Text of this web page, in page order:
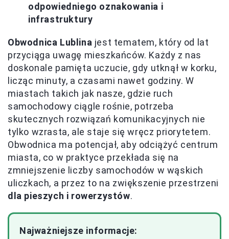
odpowiedniego oznakowania i
infrastruktury
Obwodnica Lublina jest tematem, który od lat
przyciąga uwagę mieszkańców. Każdy z nas
doskonale pamięta uczucie, gdy utknął w korku,
licząc minuty, a czasami nawet godziny. W
miastach takich jak nasze, gdzie ruch
samochodowy ciągle rośnie, potrzeba
skutecznych rozwiązań komunikacyjnych nie
tylko wzrasta, ale staje się wręcz priorytetem.
Obwodnica ma potencjał, aby odciążyć centrum
miasta, co w praktyce przekłada się na
zmniejszenie liczby samochodów w wąskich
uliczkach, a przez to na zwiększenie przestrzeni
dla pieszych i rowerzystów.
Najważniejsze informacje: